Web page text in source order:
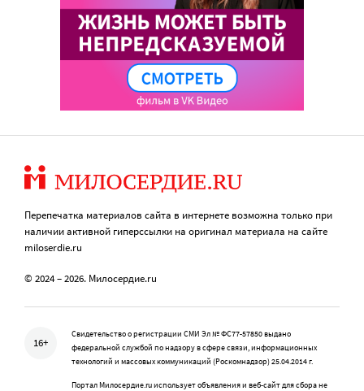
Перепечатка материалов сайта в интернете возможна только при
наличии активной гиперссылки на оригинал материала на сайте
miloserdie.ru
© 2024 – 2026. Милосердие.ru
16+
Свидетельство о регистрации СМИ Эл № ФС77-57850 выдано
федеральной службой по надзору в сфере связи, информационных
технологий и массовых коммуникаций (Роскомнадзор) 25.04.2014 г.
Портал Милосердие.ru использует объявления и веб-сайт для сбора не